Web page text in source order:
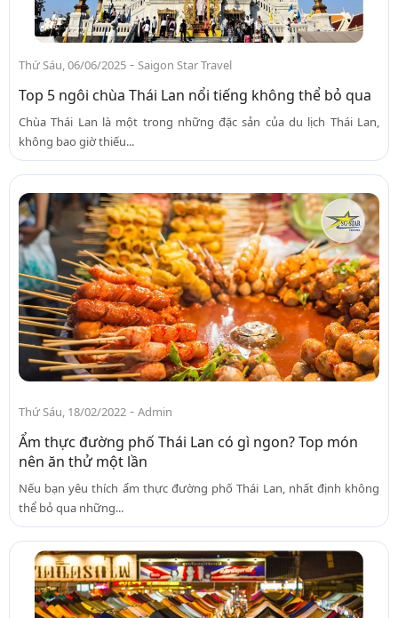
Thứ Sáu, 06/06/2025 - Saigon Star Travel
Top 5 ngôi chùa Thái Lan nổi tiếng không thể bỏ qua
Chùa Thái Lan là một trong những đặc sản của du lịch Thái Lan,
không bao giờ thiếu...
Thứ Sáu, 18/02/2022 - Admin
Ẩm thực đường phố Thái Lan có gì ngon? Top món
nên ăn thử một lần
Nếu bạn yêu thích ẩm thực đường phố Thái Lan, nhất định không
thể bỏ qua những...